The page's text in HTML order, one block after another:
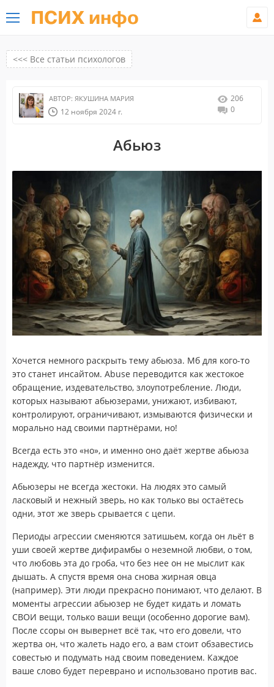
ПСИХ инфо
<<< Все статьи психологов
АВТОР: ЯКУШИНА МАРИЯ
12 ноября 2024 г.
206
0
Абьюз
Хочется немного раскрыть тему абьюза. Мб для кого-то
это станет инсайтом. Abuse переводится как жестокое
обращение, издевательство, злоупотребление. Люди,
которых называют абьюзерами, унижают, избивают,
контролируют, ограничивают, измываются физически и
морально над своими партнёрами, но!
Всегда есть это «но», и именно оно даёт жертве абьюза
надежду, что партнёр изменится.
Абьюзеры не всегда жестоки. На людях это самый
ласковый и нежный зверь, но как только вы остаётесь
одни, этот же зверь срывается с цепи.
Периоды агрессии сменяются затишьем, когда он льёт в
уши своей жертве дифирамбы о неземной любви, о том,
что любовь эта до гроба, что без нее он не мыслит как
дышать. А спустя время она снова жирная овца
(например). Эти люди прекрасно понимают, что делают. В
моменты агрессии абьюзер не будет кидать и ломать
СВОИ вещи, только ваши вещи (особенно дорогие вам).
После ссоры он вывернет всё так, что его довели, что
жертва он, что жалеть надо его, а вам стоит обзавестись
совестью и подумать над своим поведением. Каждое
ваше слово будет переврано и использовано против вас.